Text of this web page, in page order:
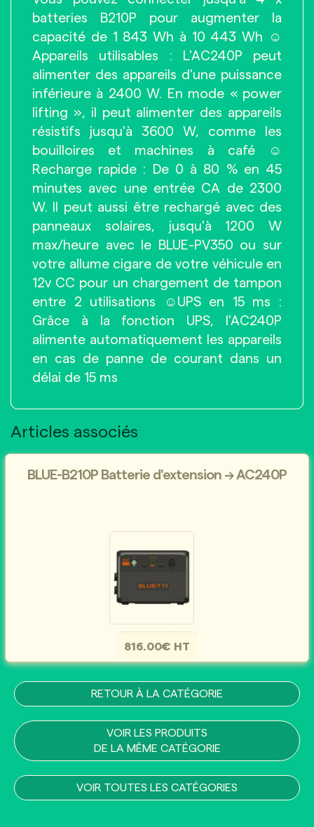
batteries B210P pour augmenter la
capacité de 1 843 Wh à 10 443 Wh ☺
Appareils utilisables : L'AC240P peut
alimenter des appareils d'une puissance
inférieure à 2400 W. En mode « power
lifting », il peut alimenter des appareils
résistifs jusqu'à 3600 W, comme les
bouilloires et machines à café ☺
Recharge rapide : De 0 à 80 % en 45
minutes avec une entrée CA de 2300
W. Il peut aussi être rechargé avec des
panneaux solaires, jusqu'à 1200 W
max/heure avec le BLUE-PV350 ou sur
votre allume cigare de votre véhicule en
12v CC pour un chargement de tampon
entre 2 utilisations ☺UPS en 15 ms :
Grâce à la fonction UPS, l'AC240P
alimente automatiquement les appareils
en cas de panne de courant dans un
délai de 15 ms
Articles associés
BLUE-B210P Batterie d'extension → AC240P
816.00€ HT
RETOUR À LA CATÉGORIE
VOIR LES PRODUITS
DE LA MÊME CATÉGORIE
VOIR TOUTES LES CATÉGORIES